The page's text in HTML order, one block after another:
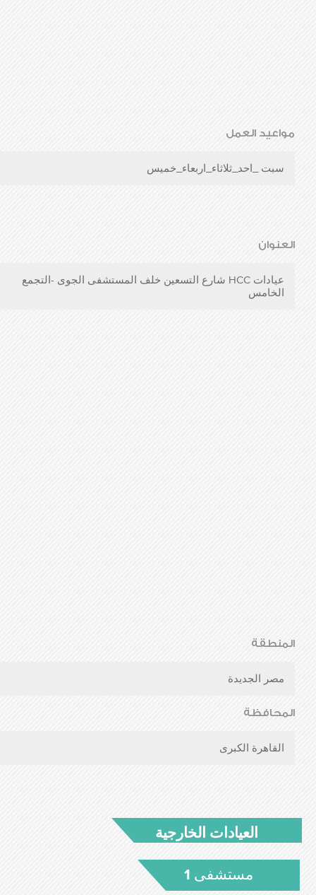
مواعيد العمل
سبت _احد_ثلاثاء_اربعاء_خميس
العنوان
عيادات HCC شارع التسعين خلف المستشفى الجوى -التجمع
الخامس
المنطقة
مصر الجديدة
المحافظة
القاهرة الكبرى
العيادات الخارجية
مستشفى 1